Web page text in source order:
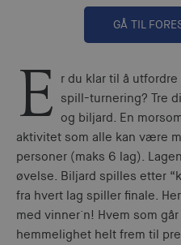
GÅ TIL
E r du klar til å
spill-turnering? Tre
og biljard. En
aktivitet som alle kan være
personer (maks 6 lag).
øvelse. Biljard spilles etter
fra hvert lag spiller finale.
med vinner`n! Hvem som
hemmelighet helt frem til